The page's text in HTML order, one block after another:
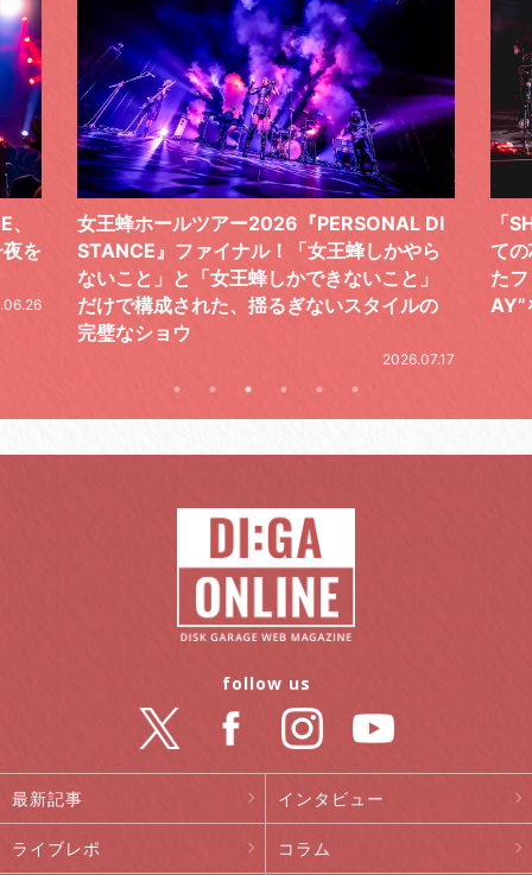
ら
の
「SHISHAMOでした!!!」ロックバンドとし
ての芯を貫き通し、笑顔と感謝で泳ぎ切っ
たファイナルライブ、DAY2“GOODBYE D
AY”をレポート
気
レ
最新記事 インタビュー
ライブレポ コラム
follow us